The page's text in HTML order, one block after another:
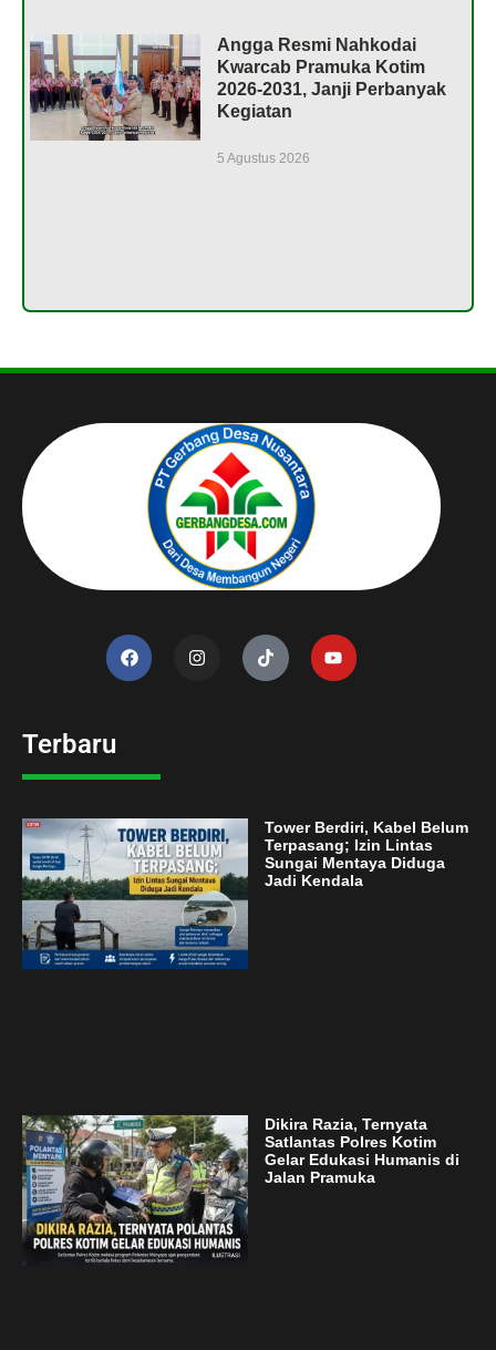
Angga Resmi Nahkodai
Kwarcab Pramuka Kotim
2026-2031, Janji Perbanyak
Kegiatan
5 Agustus 2026
Terbaru
Tower Berdiri, Kabel Belum
Terpasang; Izin Lintas
Sungai Mentaya Diduga
Jadi Kendala
Dikira Razia, Ternyata
Satlantas Polres Kotim
Gelar Edukasi Humanis di
Jalan Pramuka